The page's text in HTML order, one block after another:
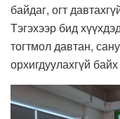
байдаг, огт
Тэгэхээр бид
тогтмол давтан,
орхигдуулахгүй байх